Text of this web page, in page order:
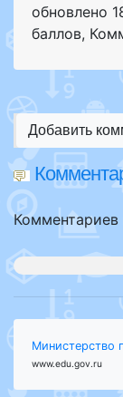
обновлено
баллов,
Добавить
Комментариев
Министерство
www.edu.gov.ru